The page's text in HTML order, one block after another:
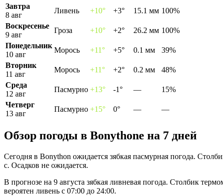
Завтра
8 авг
Ливень +10° +3° 15.1 мм 100%
Воскресенье
9 авг
Гроза +10° +2° 26.2 мм 100%
Понедельник
10 авг
Морось +11° +5° 0.1 мм
39%
Вторник
11 авг
Морось +11° +2° 0.2 мм
48%
Среда
12 авг
Пасмурно +13° -1° —
15%
Четверг
13 авг
Пасмурно +15° 0° — —
Обзор погоды в Bonythonе на 7 дней
Сегодня в Bonython ожидается зябкая пасмурная погода.
с. Осадков не ожидается.
В прогнозе на 9 августа зябкая ливневая погода. Столбик
вероятен ливень с 07:00 до 24:00.